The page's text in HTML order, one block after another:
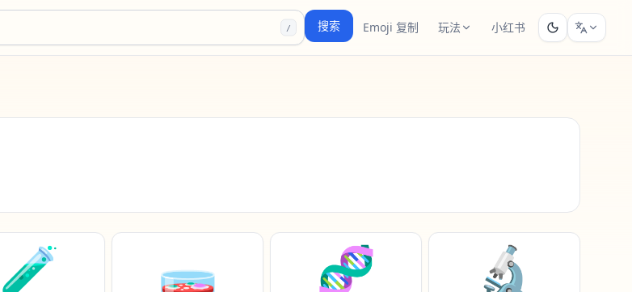
/ 搜索 Emoji 复制 玩法 小红书
🧪 🧫 🧬 🔬